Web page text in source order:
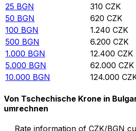
25 BGN 310 CZK
50 BGN 620 CZK
100 BGN 1.240 CZK
500 BGN 6.200 CZK
1.000 BGN 12.400 CZK
5.000 BGN 62.000 CZK
10.000 BGN 124.000
Von Tschechische Krone in
umrechnen
Rate information of CZK/BGN